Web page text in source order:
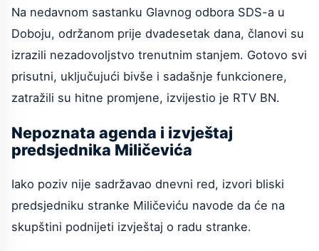
Na nedavnom sastanku Glavnog odbora SDS-a u
Doboju, održanom prije dvadesetak dana, članovi su
izrazili nezadovoljstvo trenutnim stanjem. Gotovo svi
prisutni, uključujući bivše i sadašnje funkcionere,
zatražili su hitne promjene, izvijestio je RTV BN.
Nepoznata agenda i izvještaj
predsjednika Miličevića
Iako poziv nije sadržavao dnevni red, izvori bliski
predsjedniku stranke Miličeviću navode da će na
skupštini podnijeti izvještaj o radu stranke.